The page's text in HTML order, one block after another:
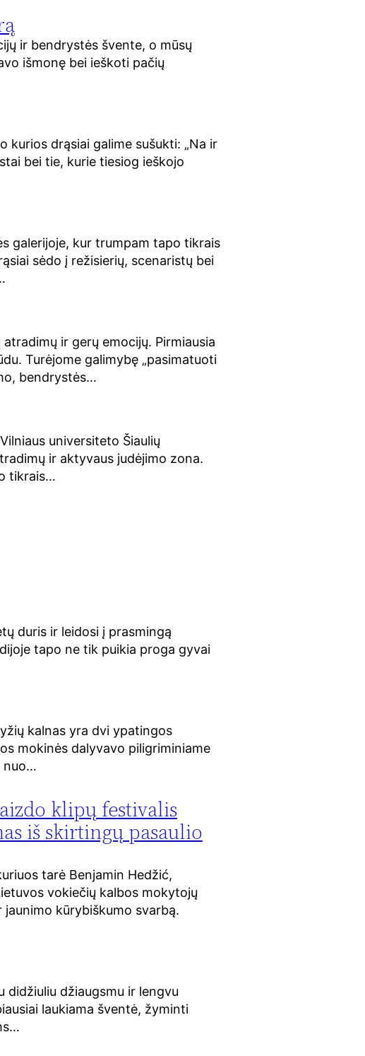
ir bendrystės švente, o mūsų
išmonę bei ieškoti pačių
kurios drąsiai galime sušukti: „Na ir
bei tie, kurie tiesiog ieškojo
galerijoje, kur trumpam tapo tikrais
sėdo į režisierių, scenaristų bei
ir gerų emocijų. Pirmiausia
Turėjome galimybę „pasimatuoti
bendrystės…
universiteto Šiaulių
ir aktyvaus judėjimo zona.
tikrais…
duris ir leidosi į prasmingą
tapo ne tik puikia proga gyvai
kalnas yra dvi ypatingos
mokinės dalyvavo piligriminiame
nuo…
klipų festivalis
iš skirtingų pasaulio
tarė Benjamin Hedžić,
vokiečių kalbos mokytojų
kūrybiškumo svarbą.
didžiuliu džiaugsmu ir lengvu
laukiama šventė, žyminti